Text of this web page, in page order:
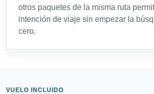
otros paquetes de la misma ruta
intención de viaje sin empezar la
cero.
VUELO INCLUIDO